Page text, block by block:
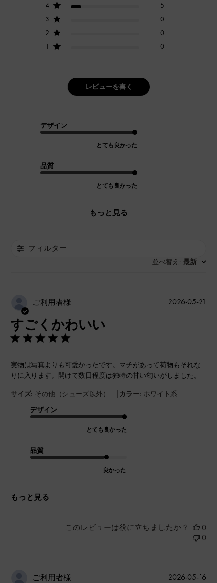
4
5
3
0
2
0
1
0
レビューを書く
デザイン
とても良かった
品質
とても良かった
もっと見る
フィルター
並べ替え : 最新
ご利用者様
すごくかわいい
実物は写真よりも可愛かったです。マチがあって荷物もそれな
りに入ります。開けて数日程度は独特の甘い匂いがしました。
サイズ: その他（シューズ以外） | カラー: ホワイト系
デザイン
とても良かった
品質
良かった
もっと見る
2026-05-21
このレビューは役に立ちましたか？
0
0
ご利用者様
公
2026-05-16